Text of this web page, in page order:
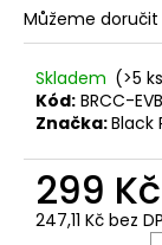
Můžeme doručit
Skladem (>5
Kód: BRCC-
Značka:Black
299 Kč
247,11 Kč bez
č
m
e
GRINDS